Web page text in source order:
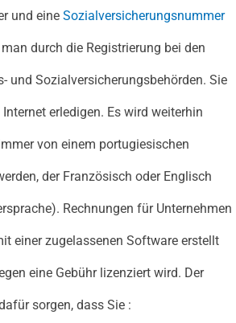
und eine Sozialversicherungsnummer
durch die Registrierung bei den
und Sozialversicherungsbehörden. Sie
erledigen. Es wird weiterhin
von einem portugiesischen
der Französisch oder Englisch
Rechnungen für Unternehmen
einer zugelassenen Software erstellt
eine Gebühr lizenziert wird. Der
sorgen, dass Sie :